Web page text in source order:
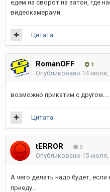
едем на сворот на затон, где
видеокамерами.
Цитата
RomanOFF 1
Опубликовано 14 июля,
возможно прикатим с другом....
Цитата
tERROR 0
Опубликовано 15 июля,
А чего делать надо будет, если
приеду...